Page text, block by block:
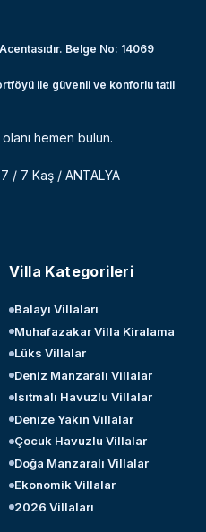
Belge No: 14069
ile güvenli ve konforlu tatil
hemen bulun.
/ 7 Kaş / ANTALYA
Villa Kategorileri
Balayı Villaları
Muhafazakar Villa Kiralama
Lüks Villalar
Deniz Manzaralı Villalar
Isıtmalı Havuzlu Villalar
Denize Yakın Villalar
Çocuk Havuzlu Villalar
Doğa Manzaralı Villalar
Ekonomik Villalar
2026 Villaları